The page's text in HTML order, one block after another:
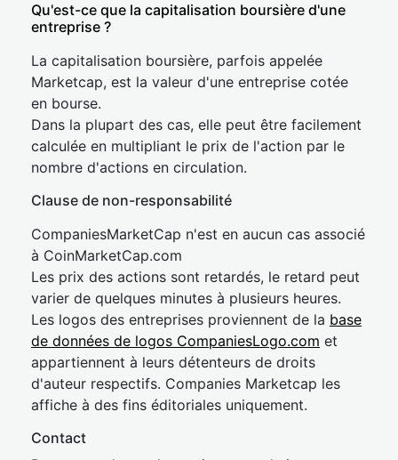
Qu'est-ce que la capitalisation boursière d'une
entreprise ?
La capitalisation boursière, parfois appelée
Marketcap, est la valeur d'une entreprise cotée
en bourse.
Dans la plupart des cas, elle peut être facilement
calculée en multipliant le prix de l'action par le
nombre d'actions en circulation.
Clause de non-responsabilité
CompaniesMarketCap n'est en aucun cas associé
à CoinMarketCap.com
Les prix des actions sont retardés, le retard peut
varier de quelques minutes à plusieurs heures.
Les logos des entreprises proviennent de la base
de données de logos CompaniesLogo.com et
appartiennent à leurs détenteurs de droits
d'auteur respectifs. Companies Marketcap les
affiche à des fins éditoriales uniquement.
Contact